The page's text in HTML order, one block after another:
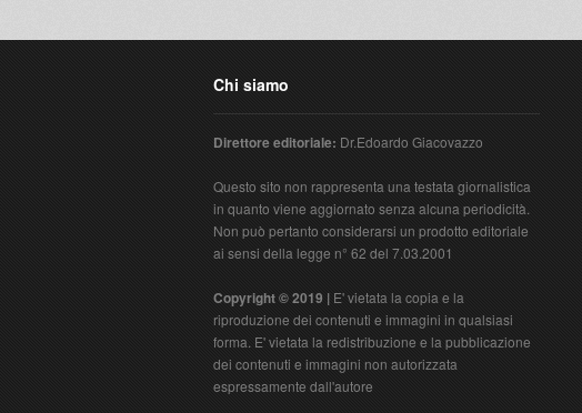
Chi siamo
Direttore editoriale: Dr.Edoardo Giacovazzo
Questo sito non rappresenta una testata giornalistica
in quanto viene aggiornato senza alcuna periodicità.
Non può pertanto considerarsi un prodotto editoriale
ai sensi della legge n° 62 del 7.03.2001
Copyright © 2019 | E' vietata la copia e la
riproduzione dei contenuti e immagini in qualsiasi
forma. E' vietata la redistribuzione e la pubblicazione
dei contenuti e immagini non autorizzata
espressamente dall'autore